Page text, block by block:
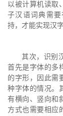
以被计算机读取
子汉语词典需
持，才能实现汉
其次，识别
首先是字体的多
的字形，因此需
种字体的情况。
有横向、竖向和
方式也需要相应